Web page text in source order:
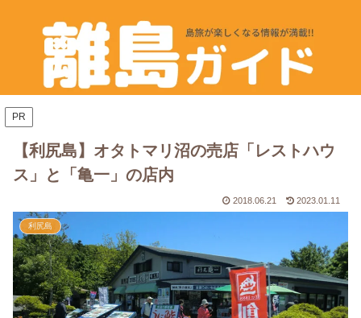
PR
【利尻島】オタトマリ沼の売店「レストハウ
ス」と「亀一」の店内
2018.06.21 2023.01.11
利尻島